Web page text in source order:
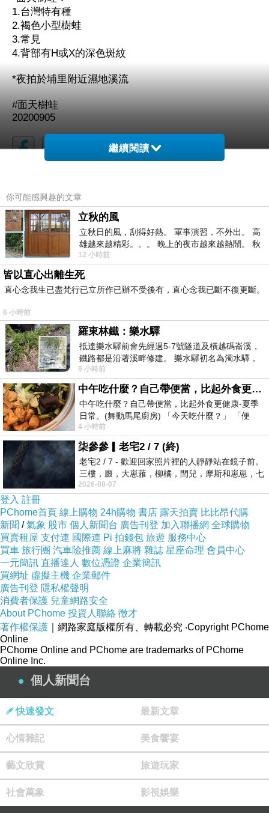
1.台灣特有種
2.褐色小型樹蛙
3.常見
4.背部有H或X的深色斑紋
*夜拍於埔里附近濕地溪流
#面天樹蛙
20200905
下一篇：琦琦不見了 — 中國樹蟾
2h2d
2020-09-05 20:36:00
謝謝分享http://www.yctbuy.com
繼續閱讀
你可能感興趣的文章
立秋的風
立秋日的風，刮得好熱。 軍事演習，不外出。 高
雄越來越精彩。。。 晚上的夜市越來越熱鬧。 秋
天的風刮得很熱 夜遊消暑熱。。。
12 小時前
皆以直心出離生死
直心念我生已盡梵行已立所作已辦不受後有，直心念我已斷不復更斷。
6 小時前
羅東林鐵：樂水驛
抵達樂水驛前會先經過5-7號隧道及橫越碼崙溪，
鐵路都是沿著溪畔修建。 樂水驛初名為濁水驛，
但因與臺鐵集集線車站同名，於1953
9 小時前
中午吃什麼？自己帶便當，比起外食更健康-夏季日常。(舞動馬尾廚房)
中午吃什麼？自己帶便當，比起外食更健康-夏季
日常。(舞動馬尾廚房) 「今天吃什麼？」 「便
當？麵？還是炒飯？」 每天都在選擇
4 小時前
柒參參▎老宅2 / 7 (終)
老宅2 / 7 - 歡迎回家照片裡的人靜靜站在鏡子前。
三樓，廄，大崽蕥，柳橘，閆兒，摩斯和崽崽，七
個人整整齊齊地站在鏡框之外，如同
2026-08-07
登入 註冊
PChome首頁 線上購物 24h購物 書店 露天拍賣 比比昂代購
新聞 /氣象 股市 個人新聞台 廣告刊登 加入聯播網 全球購物
買賣租屋 支付連 國際連 Pi 拍錢包 旅遊 服務中心
買車 旅行團 汽車險推薦 線上麻將 雜誌 星座命理 會員中心
一元簡訊 直播達人 數位憑證 企業簡訊
買網址 虛擬主機 企業郵件
廣告刊登 隱私權聲明
消費者保護 兒童網路安全
About PChome 投資人聯絡 徵才
著作權保護 ｜網路家庭版權所有、轉載必究 ‧Copyright PChome
Online
PChome Online and PChome are trademarks of PChome
Online Inc.
個人新聞台
快速發文 最新文章
心情雜記 美食饗宴
藝文欣賞 旅遊玩家
社會萬象 影視娛樂